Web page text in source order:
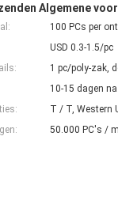
Algemene
100 PCs per
USD 0.3-1.5/pc
1 pc/poly-zak,
10-15 dagen
T / T, Western
50.000 PC's /